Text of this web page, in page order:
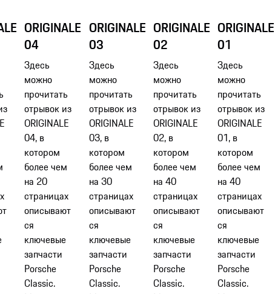
ORIGINALE
04
Здесь
можно
прочитать
отрывок из
ORIGINALE
04, в
котором
более чем
на 20
страницах
описывают
ся
ключевые
запчасти
Porsche
Classic.
ORIGINALE
03
Здесь
можно
прочитать
отрывок из
ORIGINALE
03, в
котором
более чем
на 30
страницах
описывают
ся
ключевые
запчасти
Porsche
Classic.
ORIGINALE
02
Здесь
можно
прочитать
отрывок из
ORIGINALE
02, в
котором
более чем
на 40
страницах
описывают
ся
ключевые
запчасти
Porsche
Classic.
ORIGINALE
01
Здесь
можно
прочитать
отрывок из
ORIGINALE
01, в
котором
более чем
на 40
страницах
описывают
ся
ключевые
запчасти
Porsche
Classic.